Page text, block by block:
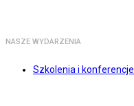
NASZE WYDARZENIA
Szkolenia i konferencje